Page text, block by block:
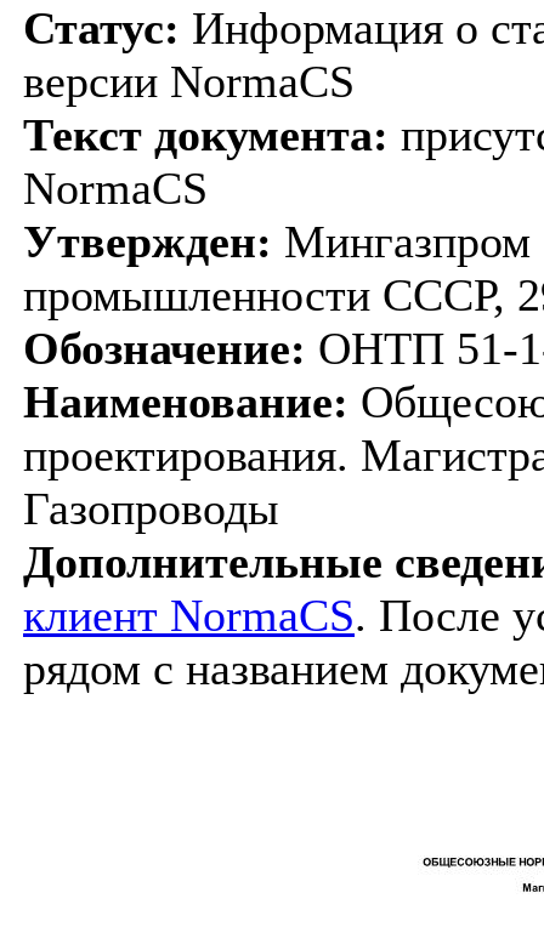
Статус: Информация о
версии NormaCS
Текст документа:
NormaCS
Утвержден: Мингазпром
промышленности СССР,
Обозначение: ОНТП 51-
Наименование:
проектирования.
Газопроводы
Дополнительные
клиент NormaCS. После
рядом с названием